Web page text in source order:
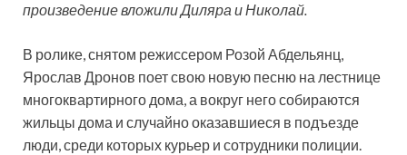
произведение вложили Диляра и Николай.
В ролике, снятом режиссером Розой Абдельянц,
Ярослав Дронов поет свою новую песню на лестнице
многоквартирного дома, а вокруг него собираются
жильцы дома и случайно оказавшиеся в подъезде
люди, среди которых курьер и сотрудники полиции.